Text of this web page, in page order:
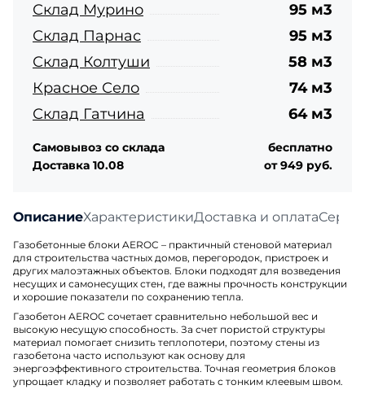
ОписаниеХарактеристикиДоставка и оплата
Газобетонные блоки AEROC – практичный стеновой материал
для строительства частных домов, перегородок, пристроек и
других малоэтажных объектов. Блоки подходят для возведения
несущих и самонесущих стен, где важны прочность конструкции
и хорошие показатели по сохранению тепла.
Газобетон AEROC сочетает сравнительно небольшой вес и
высокую несущую способность. За счет пористой структуры
материал помогает снизить теплопотери, поэтому стены из
газобетона часто используют как основу для
энергоэффективного строительства. Точная геометрия блоков
упрощает кладку и позволяет работать с тонким клеевым швом.
Склад Мурино
95 м3
Склад Парнас
95 м3
Склад Колтуши
58 м3
Красное Село
74 м3
Склад Гатчина
64 м3
Самовывоз со склада
бесплатно
Доставка 10.08
от 949 руб.